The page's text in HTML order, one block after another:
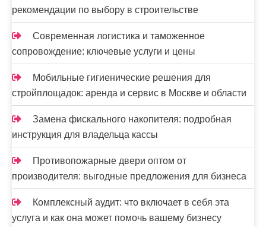
рекомендации по выбору в строительстве
Современная логистика и таможенное
сопровождение: ключевые услуги и цены
Мобильные гигиенические решения для
стройплощадок: аренда и сервис в Москве и области
Замена фискального накопителя: подробная
инструкция для владельца кассы
Противопожарные двери оптом от
производителя: выгодные предложения для бизнеса
Комплексный аудит: что включает в себя эта
услуга и как она может помочь вашему бизнесу